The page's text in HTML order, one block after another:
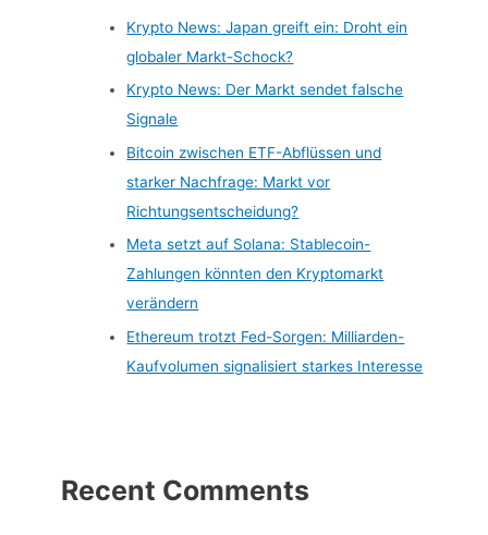
Krypto News: Japan greift ein: Droht ein
globaler Markt-Schock?
Krypto News: Der Markt sendet falsche
Signale
Bitcoin zwischen ETF-Abflüssen und
starker Nachfrage: Markt vor
Richtungsentscheidung?
Meta setzt auf Solana: Stablecoin-
Zahlungen könnten den Kryptomarkt
verändern
Ethereum trotzt Fed-Sorgen: Milliarden-
Kaufvolumen signalisiert starkes Interesse
Recent Comments